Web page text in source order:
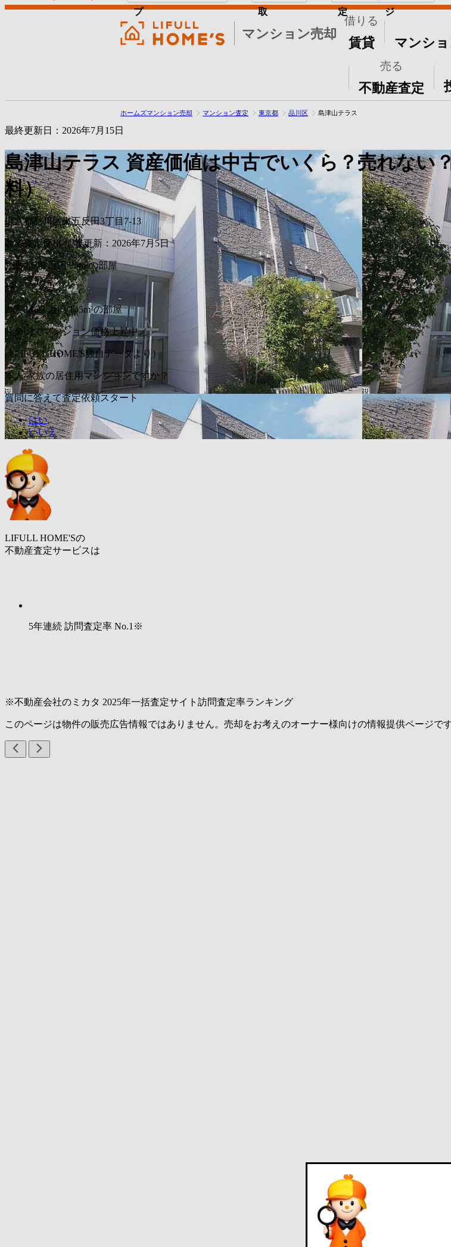
マンション売却
借りる
賃貸 マンシ
売る
不動産査定
プ 取 定 ジ
ホームズマンション売却 マンション査定 東京都 品川区 島津山テラス
最終更新日：2026年7月15日
島津山テラス 資産価値は中古でいくら？売れない
料）
東京都品川区東五反田3丁目7-13
参考査定価格 情報更新：2026年7月5日
1 億 2,679 万円 96m²の部屋
〜
2 億 3,023 万円 145m²の部屋
＼全国でマンション価格上昇中／
（LIFULL HOME'S独自データより）
本人/家族の居住用マンションですか？
質問に答えて査定依頼スタート
はい
いいえ
LIFULL HOME'Sの
不動産査定サービスは
5年連続 訪問査定率 No.1 ※
※不動産会社のミカタ 2025年一括査定サイト訪問査定率ランキング
このページは物件の販売広告情報ではありません。売却をお考えのオーナー様向けの情報提供ページです